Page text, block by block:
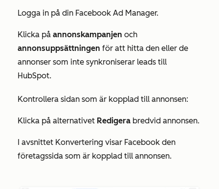
Logga in på din Facebook Ad Manager.
Klicka på annonskampanjen och
annonsuppsättningen för att hitta den eller de
annonser som inte synkroniserar leads till
HubSpot.
Kontrollera sidan som är kopplad till annonsen:
Klicka på alternativet Redigera bredvid annonsen.
I avsnittet Konvertering visar Facebook den
företagssida som är kopplad till annonsen.